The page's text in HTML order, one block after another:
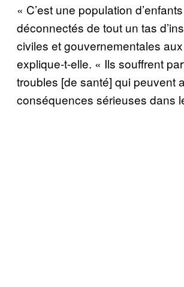
« C’est une population
déconnectés de tout un tas
civiles et gouvernementales aux
explique-t-elle. « Ils souffrent
troubles [de santé] qui peuvent
conséquences sérieuses dans